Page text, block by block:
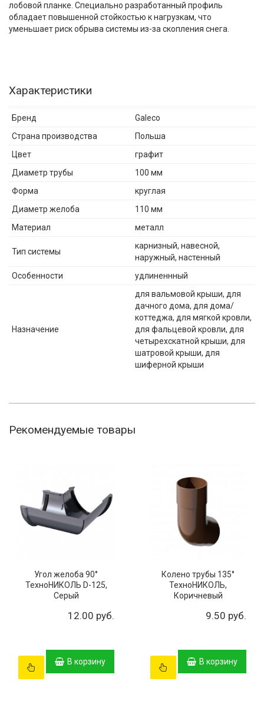
лобовой планке. Специально разработанный профиль
обладает повышенной стойкостью к нагрузкам, что
уменьшает риск обрыва системы из-за скопления снега.
Характеристики
Бренд
Galeco
Страна производства
Польша
Цвет
графит
Диаметр трубы
100 мм
Форма
круглая
Диаметр желоба
110 мм
Материал
металл
Тип системы
карнизный, навесной,
наружный, настенный
Особенности
удлиненнный
Назначение
для вальмовой крыши, для
дачного дома, для дома/
коттеджа, для мягкой кровли,
для фальцевой кровли, для
четырехскатной крыши, для
шатровой крыши, для
шиферной крыши
Рекомендуемые товары
Угол желоба 90°
ТехноНИКОЛЬ D-125,
Серый
12.00 руб.
В корзину
Колено трубы 135°
ТехноНИКОЛЬ,
Коричневый
9.50 руб.
В корзину